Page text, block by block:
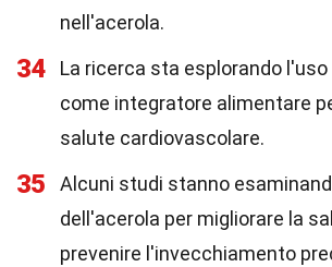
nell'acerola.
34
La ricerca sta esplorando
come integratore alimentare
salute cardiovascolare.
35
Alcuni studi stanno
dell'acerola per migliorare la
prevenire l'invecchiamento